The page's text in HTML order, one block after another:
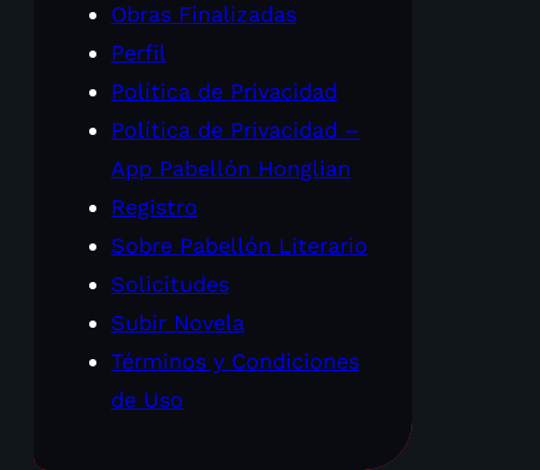
Obras Finalizadas
Perfil
Política de Privacidad
Política de Privacidad –
App Pabellón Honglian
Registro
Sobre Pabellón Literario
Solicitudes
Subir Novela
Términos y Condiciones
de Uso